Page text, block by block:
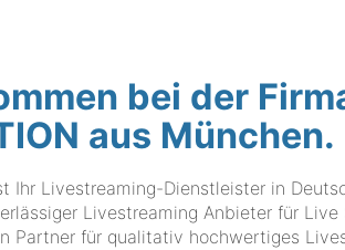
bei der
aus München.
Ihr Livestreaming-Dienstleister in
Livestreaming Anbieter für
Partner für qualitativ hochwertiges